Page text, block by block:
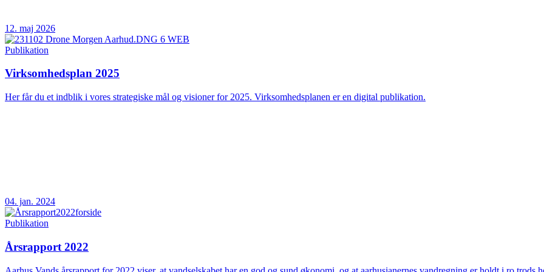
12. maj 2026
Publikation
Virksomhedsplan 2025
Her får du et indblik i vores strategiske mål og visioner for 2025. Virksomhedsplanen er en digital publikation.
04. jan. 2024
Publikation
Årsrapport 2022